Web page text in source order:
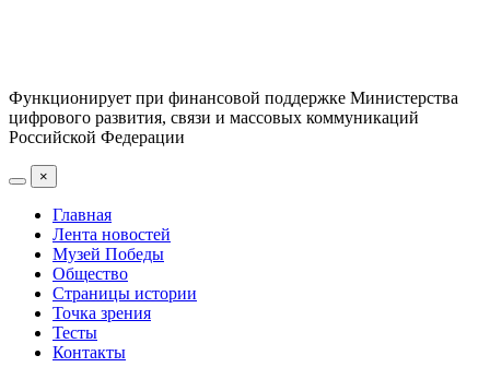
Функционирует при финансовой поддержке Министерства
цифрового развития, связи и массовых коммуникаций
Российской Федерации
×
Главная
Лента новостей
Музей Победы
Общество
Страницы истории
Точка зрения
Тесты
Контакты